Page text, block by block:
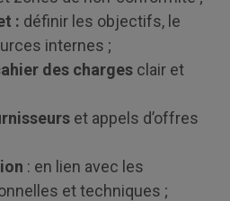
: définir les objectifs, le
internes ;
des charges clair et
et appels d’offres
: en lien avec les
et techniques ;